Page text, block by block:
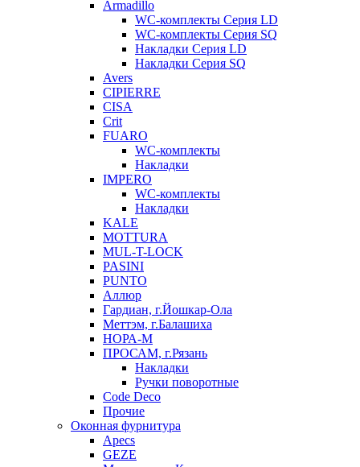
Armadillo
WC-комплекты Серия LD
WC-комплекты Серия SQ
Накладки Серия LD
Накладки Серия SQ
Avers
CIPIERRE
CISA
Crit
FUARO
WC-комплекты
Накладки
IMPERO
WC-комплекты
Накладки
KALE
MOTTURA
MUL-T-LOCK
PASINI
PUNTO
Аллюр
Гардиан, г.Йошкар-Ола
Меттэм, г.Балашиха
НОРА-М
ПРОСАМ, г.Рязань
Накладки
Ручки поворотные
Code Deco
Прочие
Оконная фурнитура
Apecs
GEZE